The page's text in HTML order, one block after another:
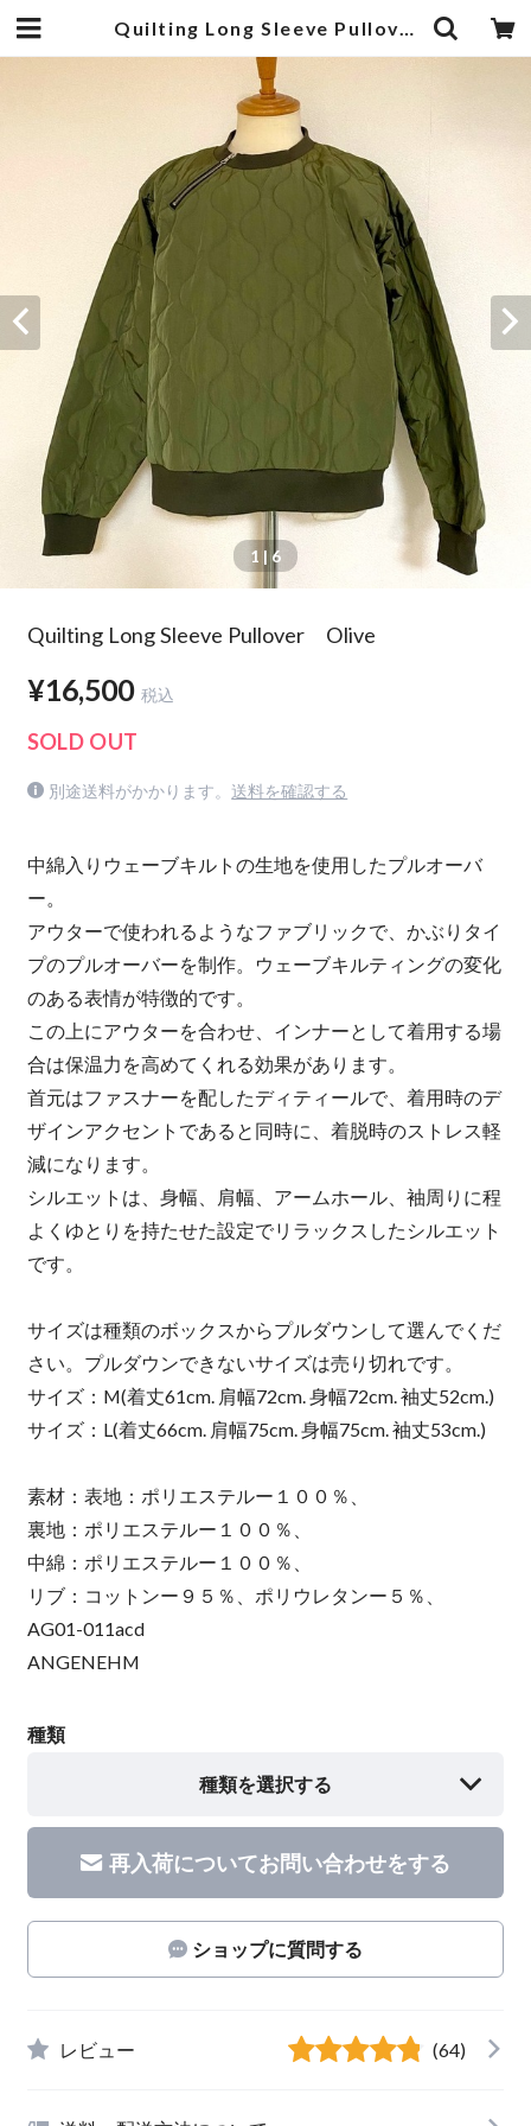
Quilting Long Sleeve Pullover Olive | 武蔵小杉のセレクトショップ【ナクール】-nakool-
1 | 6
Quilting Long Sleeve Pullover Olive
¥16,500 税込
SOLD OUT
別途送料がかかります。 送料を確認する
中綿入りウェーブキルトの生地を使用したプルオーバ
ー。
アウターで使われるようなファブリックで、かぶりタイ
プのプルオーバーを制作。ウェーブキルティングの変化
のある表情が特徴的です。
この上にアウターを合わせ、インナーとして着用する場
合は保温力を高めてくれる効果があります。
首元はファスナーを配したディティールで、着用時のデ
ザインアクセントであると同時に、着脱時のストレス軽
減になります。
シルエットは、身幅、肩幅、アームホール、袖周りに程
よくゆとりを持たせた設定でリラックスしたシルエット
です。
サイズは種類のボックスからプルダウンして選んでくだ
さい。プルダウンできないサイズは売り切れです。
サイズ：M(着丈61cm. 肩幅72cm. 身幅72cm. 袖丈52cm.)
サイズ：L(着丈66cm. 肩幅75cm. 身幅75cm. 袖丈53cm.)
素材：表地：ポリエステルー１００％、
裏地：ポリエステルー１００％、
中綿：ポリエステルー１００％、
リブ：コットンー９５％、ポリウレタンー５％、
AG01-011acd
ANGENEHM
種類
種類を選択する
再入荷についてお問い合わせをする
ショップに質問する
レビュー (64)